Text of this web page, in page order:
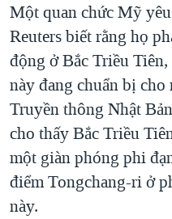
THƯỢNG ĐỈNH TRUMP-
TRỊNH VĨNH BÌNH VS.
NGƯ DÂN VIỆT VÀ LÀN
BÊN KIA QUỐC LỘ:
QUAN HỆ VIỆT MỸ
Một quan chức Mỹ
Reuters biết rằng họ
động ở Bắc Triều
này đang chuẩn bị
Truyền thông Nhật
cho thấy Bắc Triều
một giàn phóng phi
điểm Tongchang-ri ở
này.